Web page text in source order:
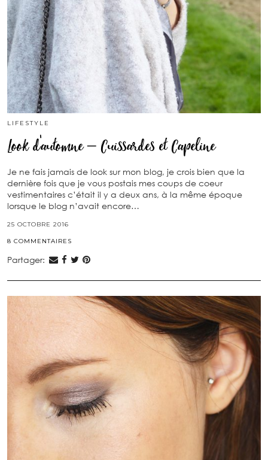
LIFESTYLE
Look d’automne – Cuissardes et Capeline
Je ne fais jamais de look sur mon blog, je crois bien que la
dernière fois que je vous postais mes coups de coeur
vestimentaires c’était il y a deux ans, à la même époque
lorsque le blog n’avait encore…
25 OCTOBRE 2016
8 COMMENTAIRES
Partager: